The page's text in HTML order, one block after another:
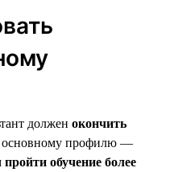
должен окончить
основному профилю —
пройти обучение более